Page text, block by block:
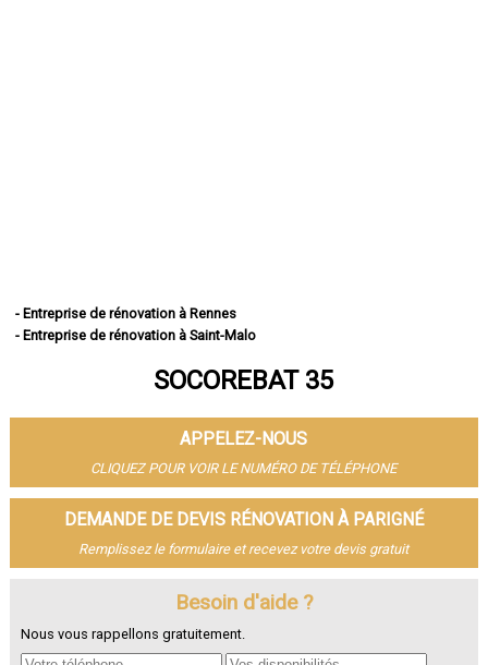
- Entreprise de rénovation à Rennes
- Entreprise de rénovation à Saint-Malo
- Entreprise de rénovation à Vitré
- Entreprise de rénovation à Cesson-Sévigné
- Entreprise de rénovation à Dinard
- Entreprise de rénovation à Betton
- Entreprise de rénovation à Saint-Jacques-de-la-Lande
- Entreprise de rénovation à Redon
- Entreprise de rénovation à Pacé
- Entreprise de rénovation à Saint-Grégoire
- Entreprise de rénovation à Janzé
- Entreprise de rénovation à Le Rheu
SOCOREBAT 35
APPELEZ-NOUS
CLIQUEZ POUR VOIR LE NUMÉRO DE TÉLÉPHONE
DEMANDE DE DEVIS RÉNOVATION À PARIGNÉ
Remplissez le formulaire et recevez votre devis gratuit
Besoin d'aide ?
Nous vous rappellons gratuitement.